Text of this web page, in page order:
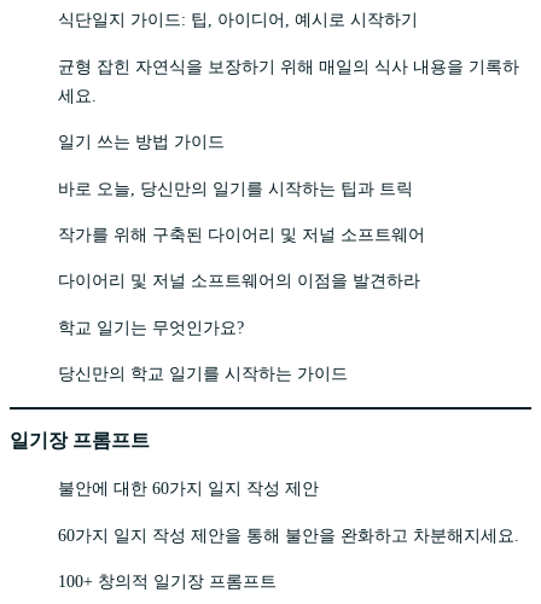
식단일지 가이드: 팁, 아이디어, 예시로 시작하기
균형 잡힌 자연식을 보장하기 위해 매일의 식사 내용을 기록하
세요.
일기 쓰는 방법 가이드
바로 오늘, 당신만의 일기를 시작하는 팁과 트릭
작가를 위해 구축된 다이어리 및 저널 소프트웨어
다이어리 및 저널 소프트웨어의 이점을 발견하라
학교 일기는 무엇인가요?
당신만의 학교 일기를 시작하는 가이드
일기장 프롬프트
불안에 대한 60가지 일지 작성 제안
60가지 일지 작성 제안을 통해 불안을 완화하고 차분해지세요.
100+ 창의적 일기장 프롬프트